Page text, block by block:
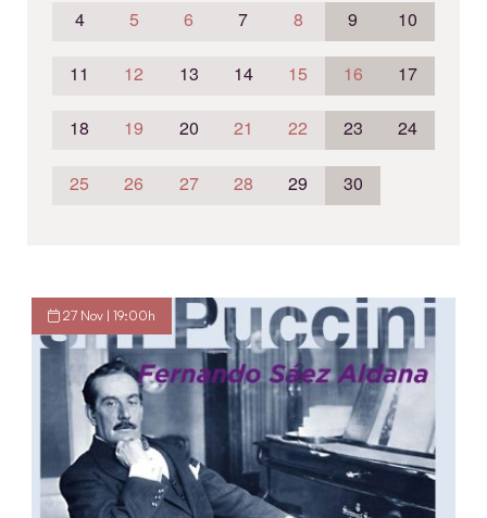
4 5 6 7 8 9 10
11 12 13 14 15 16 17
18 19 20 21 22 23 24
25 26 27 28 29 30
27 Nov | 19:00h